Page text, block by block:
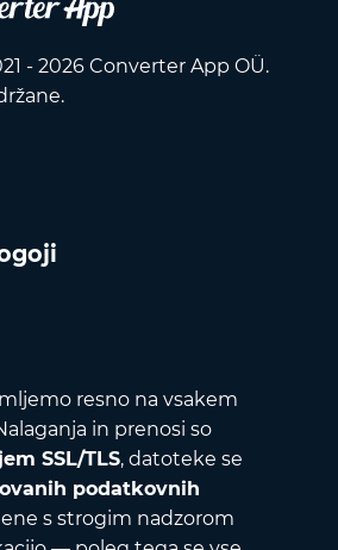
- 2026 Converter App OÜ.
resno na vsakem
in prenosi so
SSL/TLS, datoteke se
podatkovnih
s strogim nadzorom